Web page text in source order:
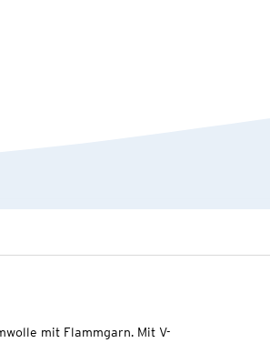
mit Flammgarn. Mit V-